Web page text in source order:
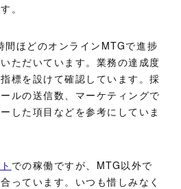
。
ほどのオンラインMTGで進捗
ただいています。業務の達成度
標を設けて確認しています。採
ルの送信数、マーケティングで
した項目などを参考にしていま
での稼働ですが、MTG以外で
っています。いつも惜しみなく